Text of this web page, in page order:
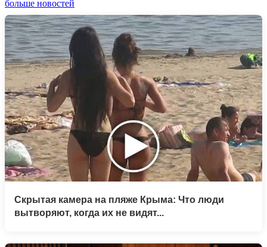
больше новостей
Скрытая камера на пляже Крыма: Что люди
вытворяют, когда их не видят...